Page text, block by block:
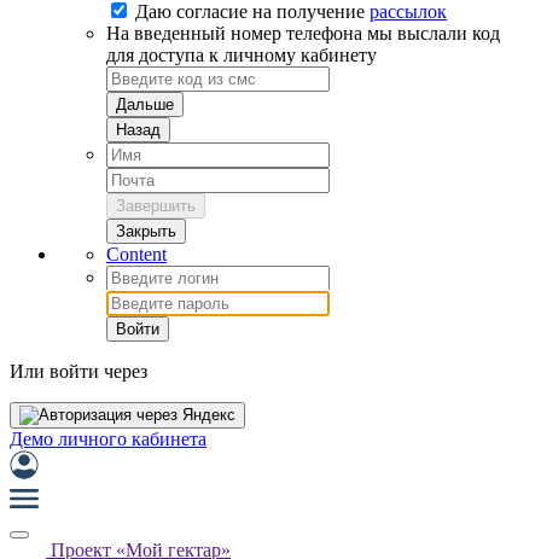
Даю согласие на получение рассылок
На введенный номер телефона мы выслали код
для доступа к личному кабинету
Дальше
Назад
Завершить
Закрыть
Content
Войти
Или войти через
Демо личного кабинета
Проект «Мой гектар»